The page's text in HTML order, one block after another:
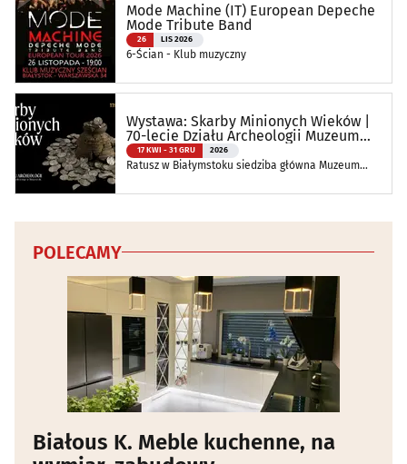
Mode Machine (IT) European Depeche
Mode Tribute Band
26 LIS 2026
6-Ścian - Klub muzyczny
Wystawa: Skarby Minionych Wieków |
70-lecie Działu Archeologii Muzeum
Podlaskiego
17 KWI - 31 GRU 2026
Ratusz w Białymstoku siedziba główna Muzeum
POLECAMY
Białous K. Meble kuchenne, na